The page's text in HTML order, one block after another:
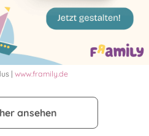
| www.framily.de
ansehen